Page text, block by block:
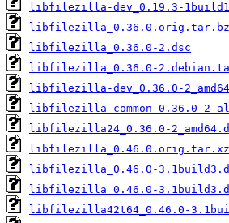
libfilezilla-dev_0.19.3-
libfilezilla_0.36.0-2.dsc
libfilezilla_0.36.0-
libfilezilla-dev_0.36.0-
libfilezilla-common_0.36.0-
libfilezilla24_0.36.0-
libfilezilla_0.46.0.orig.tar.xz
libfilezilla_0.46.0-
libfilezilla_0.46.0-
libfilezilla42t64_0.46.0-